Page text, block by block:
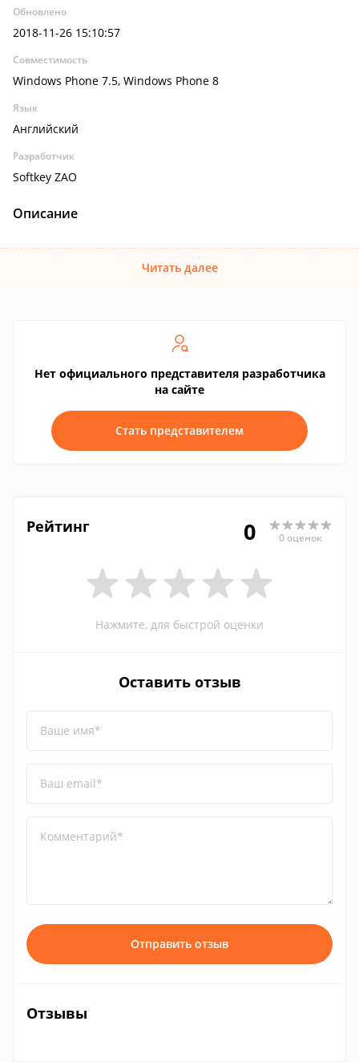
Обновлено
2018-11-26 15:10:57
Совместимость
Windows Phone 7.5, Windows Phone 8
Язык
Английский
Разработчик
Softkey ZAO
Описание
Читать далее
Нет официального представителя разработчика
на сайте
Стать представителем
Рейтинг 0 0 оценок
Нажмите, для быстрой оценки
Оставить отзыв
Ваше имя*
Ваш email*
Комментарий*
Отправить отзыв
Отзывы